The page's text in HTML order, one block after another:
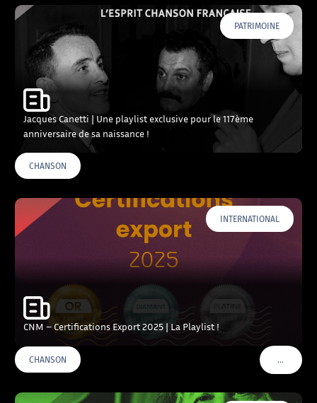
PATRIMOINE
Jacques Canetti | Une playlist exclusive pour le 117ème
anniversaire de sa naissance !
CHANSON
INTERNATIONAL
CNM – Certifications Export 2025 | La Playlist !
CHANSON …VOIR